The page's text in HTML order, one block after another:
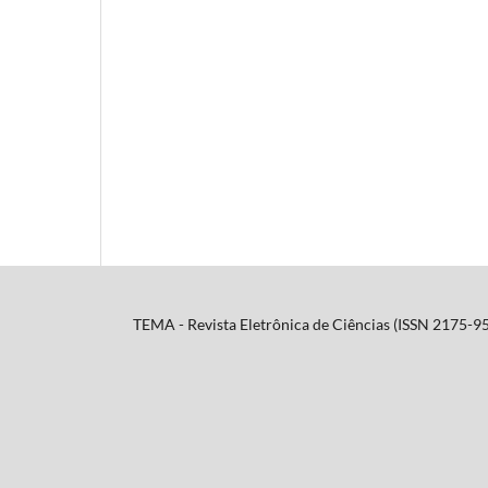
TEMA - Revista Eletrônica de Ciências (ISSN 2175-